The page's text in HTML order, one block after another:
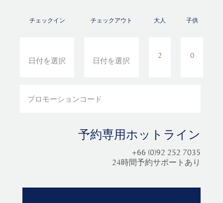
チェックイン チェックアウト 大人 子供
予約専用ホットライン
+66 (0)92 252 7035
24時間予約サポートあり